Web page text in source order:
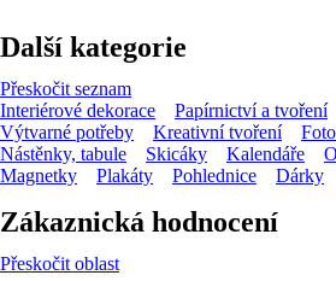
Další kategorie
Přeskočit seznam
Interiérové dekorace
Papírnictví a tvoření
Výtvarné potřeby
Kreativní tvoření
Nástěnky, tabule
Skicáky Kalendáře
Magnetky
Plakáty Pohlednice Dárky
Zákaznická hodnocení
Přeskočit oblast